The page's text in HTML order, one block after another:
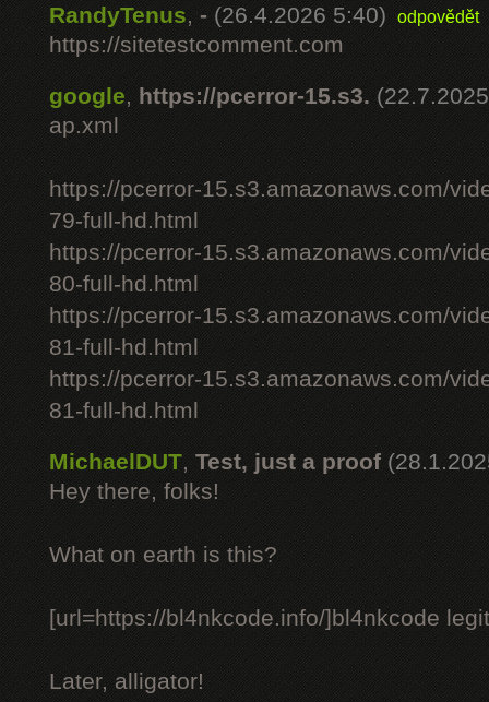
RandyTenus, - (26.4.2026 5:40) odpovědět
https://sitetestcomment.com
google, https://pcerror-15.s3.
ap.xml
https://pcerror-15.s3.amazonaws.com/
79-full-hd.html
https://pcerror-15.s3.amazonaws.com/
80-full-hd.html
https://pcerror-15.s3.amazonaws.com/
81-full-hd.html
https://pcerror-15.s3.amazonaws.com/
81-full-hd.html
MichaelDUT, Test, just a proof
Hey there, folks!
What on earth is this?
[url=https://bl4nkcode.info/]bl4nkcode
Later, alligator!